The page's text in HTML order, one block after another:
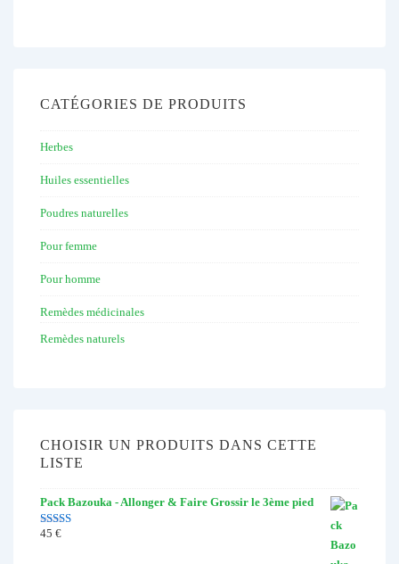
CATÉGORIES DE PRODUITS
Herbes
Huiles essentielles
Poudres naturelles
Pour femme
Pour homme
Remèdes médicinales
Remèdes naturels
CHOISIR UN PRODUITS DANS CETTE
LISTE
Pack Bazouka - Allonger & Faire Grossir le 3ème pied
Note
45 €